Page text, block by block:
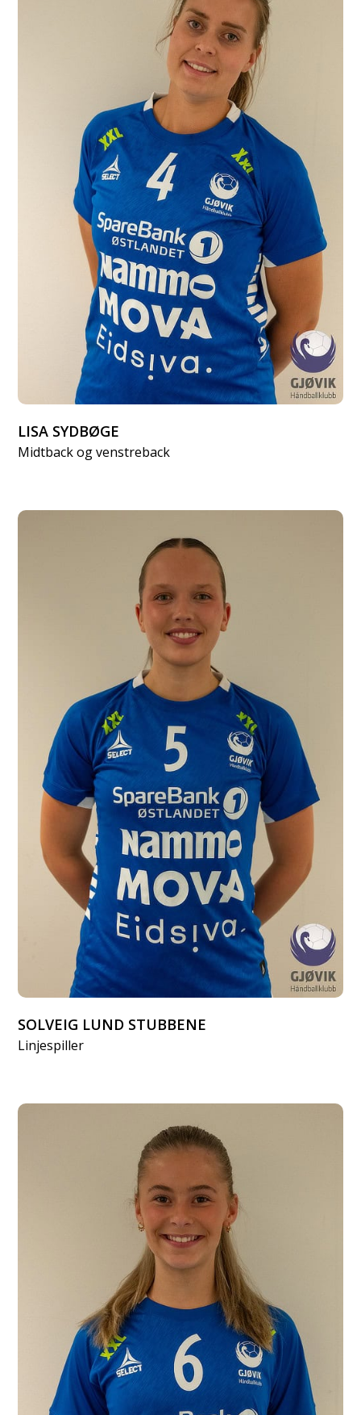
LISA SYDBØGE
Midtback og venstreback
SOLVEIG LUND STUBBENE
Linjespiller